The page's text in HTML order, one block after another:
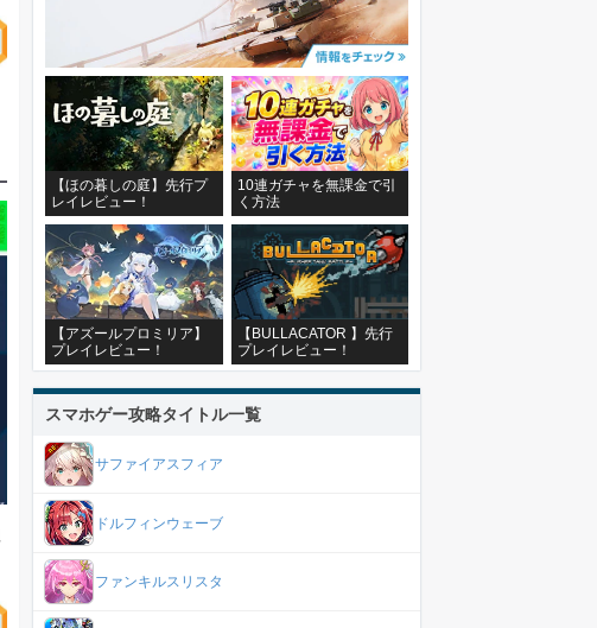
【ほの暮しの庭】先行プ
レイレビュー！
10連ガチャを無課金で引
く方法
【アズールプロミリア】
プレイレビュー！
【BULLACATOR 】先行
プレイレビュー！
スマホゲー攻略タイトル一覧
サファイアスフィア
ドルフィンウェーブ
ファンキルスリスタ